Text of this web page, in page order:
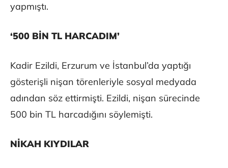
yapmıştı.
‘500 BİN TL HARCADIM’
Kadir Ezildi, Erzurum ve İstanbul’da yaptığı
gösterişli nişan törenleriyle sosyal medyada
adından söz ettirmişti. Ezildi, nişan sürecinde
500 bin TL harcadığını söylemişti.
NİKAH KIYDILAR